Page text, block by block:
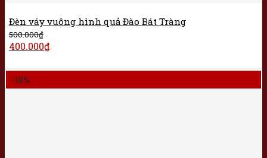
Đèn váy vuông hình quả Đào Bát Tràng
500.000₫
400.000₫
-18%